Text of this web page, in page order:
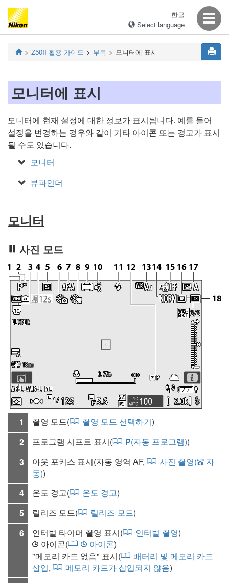
한글
Select language
Z50II 활용 가이드 부록 모니터에 표시
모니터에 표시
모니터에 현재 설정에 대한 정보가 표시됩니다. 예를 들어
설정을 변경하는 경우와 같이 기타 아이콘 또는 경고가 표시
될 수도 있습니다.
모니터
뷰파인더
모니터
사진 모드
1 촬영 모드( 촬영 모드 선택하기)
2
프로그램 시프트 표시( P(자동 프로그램))
3
아웃 포커스 표시(자동 영역 AF, 사진 촬영(b 자
동))
4
온도 경고( 온도 경고)
5
릴리즈 모드( 릴리즈 모드)
6
인터벌 타이머 촬영 표시( 인터벌 촬영)
1 아이콘( 1 아이콘)
"메모리 카드 없음" 표시(
배터리 및 메모리 카드
삽입, 메모리 카드가 삽입되지 않음)